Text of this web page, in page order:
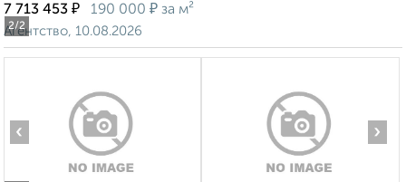
2/2
7 713 453 ₽ 190 000 ₽ за м²
Агентство, 10.08.2026
‹ ›